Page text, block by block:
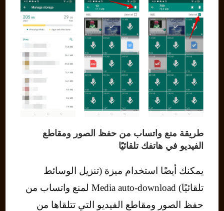
طريقة منع واتساب من حفظ الصور ومقاطع
الفيديو في هاتفك تلقائيًا
يمكنك أيضًا استخدام ميزة (تنزيل الوسائط
تلقائيًا) Media auto-download لمنع واتساب من
حفظ الصور ومقاطع الفيديو التي تتلقاها من